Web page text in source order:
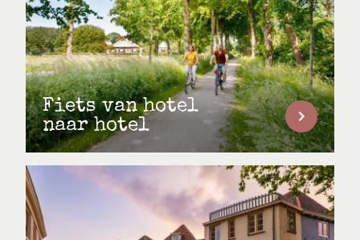
Fiets van hotel
naar hotel